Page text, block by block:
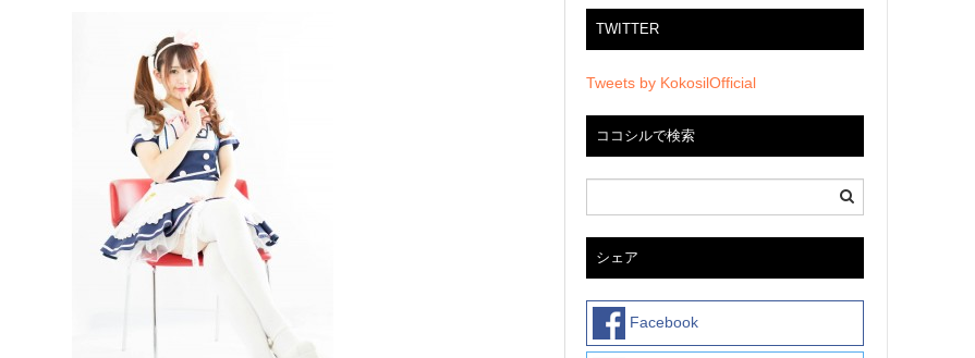
TWITTER
Tweets by KokosilOfficial
ココシルで検索
シェア
Facebook